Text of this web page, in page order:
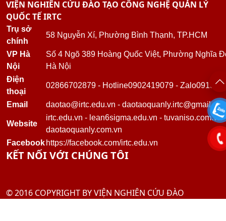
QUỐC TẾ IRTC
Trụ sở
chính
58 Nguyễn Xí, Phường Bình Thạnh, TP.HCM
VP Hà
Nội
Số 4 Ngõ 389 Hoàng Quốc Việt, Phường Nghĩa
Hà Nội
Điện
thoại
02866702879
Email
irtc.edu.vn-lean6sigma.edu.vn-tuvaniso.com.vn -
daotaoquanly.com.vn
https://facebook.com/irtc.edu.vn
KẾT NỐI VỚI CHÚNG TÔI
TẠO CÔNG NGHỆ QUẢN LÝ QUỐC TẾ IRTC ALL RIGHTS